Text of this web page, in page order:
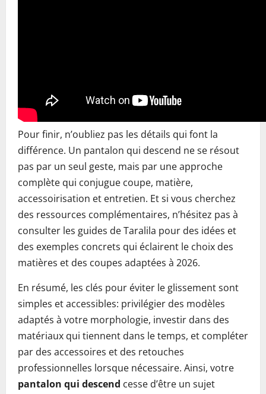
Pour finir, n’oubliez pas les détails qui font la
différence. Un pantalon qui descend ne se résout
pas par un seul geste, mais par une approche
complète qui conjugue coupe, matière,
accessoirisation et entretien. Et si vous cherchez
des ressources complémentaires, n’hésitez pas à
consulter les guides de Taralila pour des idées et
des exemples concrets qui éclairent le choix des
matières et des coupes adaptées à 2026.
En résumé, les clés pour éviter le glissement sont
simples et accessibles: privilégier des modèles
adaptés à votre morphologie, investir dans des
matériaux qui tiennent dans le temps, et compléter
par des accessoires et des retouches
professionnelles lorsque nécessaire. Ainsi, votre
pantalon qui descend cesse d’être un sujet